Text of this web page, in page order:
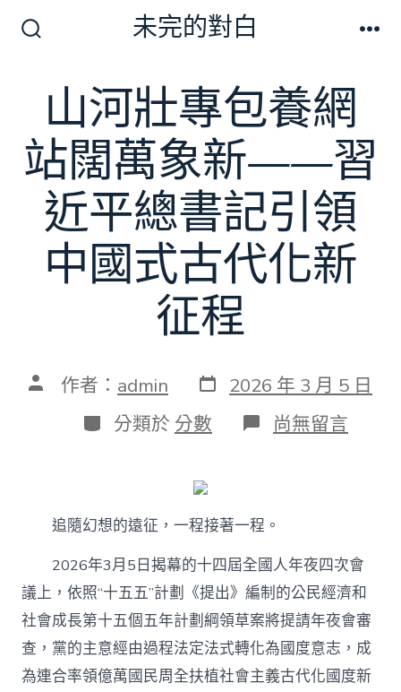
換
開
關
未完的對白
山河壯專包養網
站闊萬象新——習
近平總書記引領
中國式古代化新
征程
文 作者： admin 發
表
日
期
2026 年 3 月 5 日
分
類
分類於 分數 在
〈山
養
站
闊
萬
象
新
——
習
尚無留言
追隨幻想的遠征，一程接著一程。
2026年3月5日揭幕的十四屆全國人年夜四次會
議上，依照“十五五”計劃《提出》編制的公民經濟和
社會成長第十五個五年計劃綱領草案將提請年夜會審
查，黨的主意經由過程法定法式轉化為國度意志，成
為連合率領億萬國民周全扶植社會主義古代化國度新